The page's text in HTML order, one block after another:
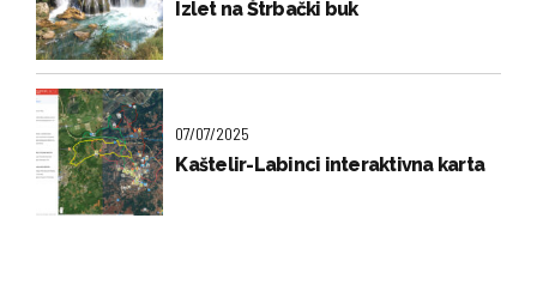
Izlet na Štrbački buk
07/07/2025
Kaštelir-Labinci interaktivna karta